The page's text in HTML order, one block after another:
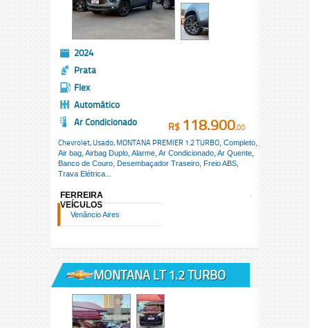
2024
Prata
Flex
Automático
Ar Condicionado
Chevrolet, Usado, MONTANA PREMIER 1.2 TURBO , Completo,
Air bag, Airbag Duplo, Alarme, Ar Condicionado, Ar Quente,
Banco de Couro, Desembaçador Traseiro, Freio ABS,
Trava Elétrica...
R$ 118.900,00
FERREIRA
VEÍCULOS
Venâncio Aires
MONTANA LT 1.2 TURBO